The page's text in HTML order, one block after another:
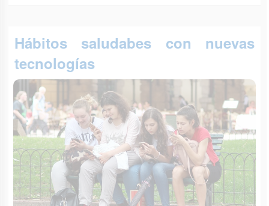
Hábitos saludabes con nuevas
tecnologías